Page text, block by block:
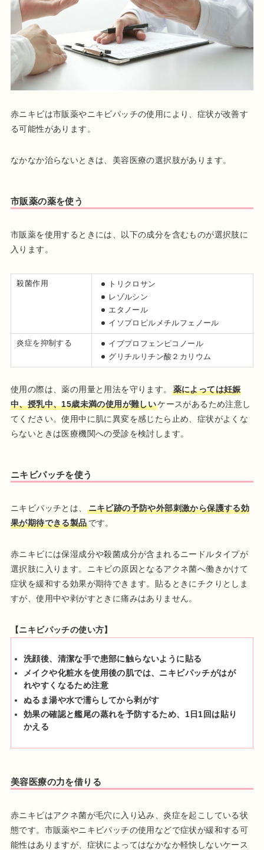
赤ニキビは市販薬やニキビパッチの使用により、症状が改善す
る可能性があります。
なかなか治らないときは、美容医療の選択肢があります。
市販薬の薬を使う
市販薬を使用するときには、以下の成分を含むものが選択肢に
入ります。
殺菌作用
トリクロサン
レゾルシン
エタノール
イソプロピルメチルフェノール
炎症を抑制する
イブプロフェンピコノール
グリチルリチン酸２カリウム
使用の際は、薬の用量と用法を守ります。
薬によっては妊娠
中、授乳中、15歳未満の使用が難しいケースがあるため注意し
てください。使用中に肌に異変を感じたら止め、症状がよくな
らないときは医療機関への受診を検討します。
ニキビパッチを使う
ニキビパッチとは、
ニキビ跡の予防や外部刺激から保護する効
果が期待できる製品です。
赤ニキビには保湿成分や殺菌成分が含まれるニードルタイプが
選択肢に入ります。ニキビの原因となるアクネ菌へ働きかけて
症状を緩和する効果が期待できます。貼るときにチクりとしま
すが、使用中や剥がすときに痛みはありません。
【ニキビパッチの使い方】
洗顔後、清潔な手で患部に触らないように貼る
メイクや化粧水を使用後の肌では、ニキビパッチがはが
れやすくなるため注意
ぬるま湯や水で濡らしてから剥がす
効果の確認と艦尾の蒸れを予防するため、1日1回は貼り
かえる
美容医療の力を借りる
赤ニキビはアクネ菌が毛穴に入り込み、炎症を起こしている状
態です。市販薬やニキビパッチの使用などで症状が緩和する可
能性はありますが、症状によってはなかなか軽快しないケース